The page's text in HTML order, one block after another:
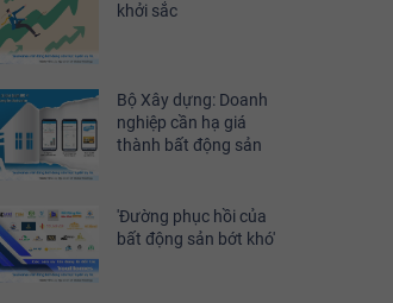
khởi sắc
Bộ Xây dựng: Doanh
nghiệp cần hạ giá
thành bất động sản
'Đường phục hồi của
bất động sản bớt khó'